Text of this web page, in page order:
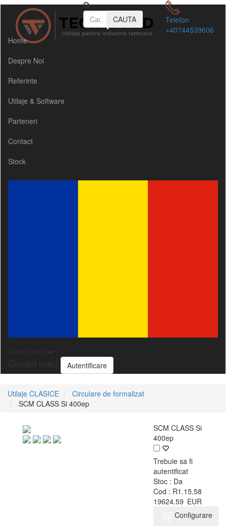
CAUTA
Telefon
+40744539606
Home
Despre Noi
Referinte
Utilaje & Software
Parteneri
Contact
Stock
Autentificare
Utilaje CLASICE
Circulare de formalizat
SCM CLASS Si 400ep
SCM CLASS Si
400ep
Trebuie sa fi
autentificat
Stoc : Da
Cod : R1.15.58
19624.59 EUR
Configurare